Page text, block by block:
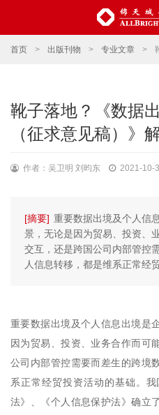
首页 > 出版刊物 > 专业文章 >
靴子落地？《数据
（征求意见稿）》
作者：吴卫明 刘昀东 2021-10-
[摘要] 重要数据出境及个人信
景，无论是因为贸易、投资、
交互，还是跨国公司内部管控
人信息转移，都是维系正常经
重要数据出境及个人信息出境是
因为贸易、投资、业务合作而可
公司内部管控需要而差生的跨境
系正常经贸投资活动的基础。
法》、《个人信息保护法》确立